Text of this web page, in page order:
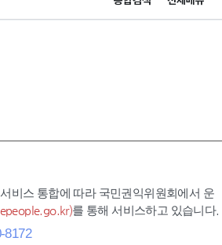
부 누리집입니다.
비스 통합에 따라 국민권익위원회에서 운
를 통해 서비스하고 있습니다.
8172